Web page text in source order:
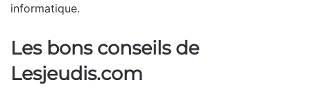
informatique.
Les bons conseils de
Lesjeudis.com